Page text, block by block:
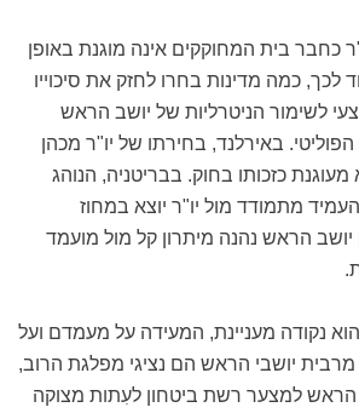
כחבר בית המחוקקים אינה מוגנת באופן
לכך, כמה מדינות בחרו לחזק את סיכוייו
לשימור הניטרליות של יושב הראש
באירלנד, בחירתו של יו"ר מכהן
כזכותו בחוק. בבריטניה, הנוהג
מתמודד מול יו"ר יוצא במחוז
הראש נהנה מיתרון קל מול מועמד
נקודה מעניינת, המעידה על מעמדם ועל
יושבי הראש הם נציגי מפלגת הרוב,
הראש למצער רשת ביטחון לעִתות מצוקה